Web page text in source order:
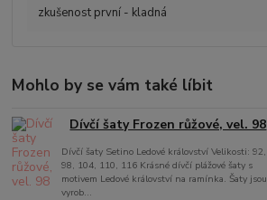
zkušenost první - kladná
Mohlo by se vám také líbit
Dívčí šaty Frozen růžové, vel. 98
Dívčí šaty Setino Ledové království Velikosti: 92,
98, 104, 110, 116 Krásné dívčí plážové šaty s
motivem Ledové království na ramínka. Šaty jsou
vyrob...